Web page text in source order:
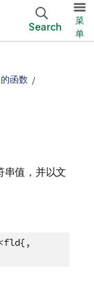
Search
菜
单
函数
串值，并以文